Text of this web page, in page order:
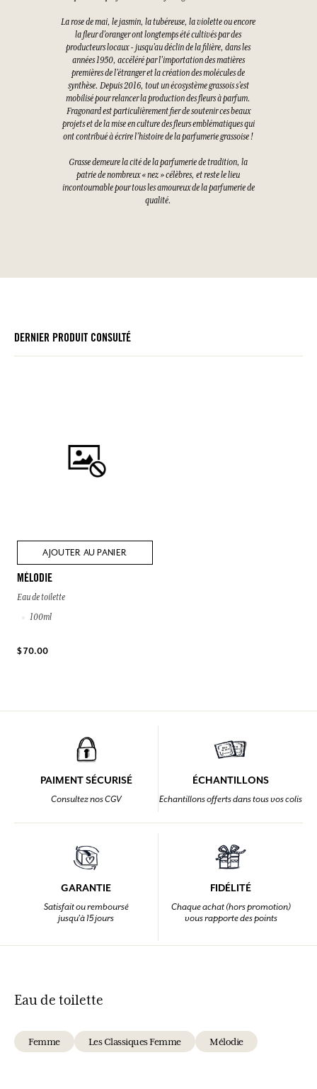
La rose de mai, le jasmin, la tubéreuse, la violette ou encore
la fleur d’oranger ont longtemps été cultivés par des
producteurs locaux - jusqu’au déclin de la filière, dans les
années 1950, accéléré par l’importation des matières
premières de l’étranger et la création des molécules de
synthèse. Depuis 2016, tout un écosystème grassois s’est
mobilisé pour relancer la production des fleurs à parfum.
Fragonard est particulièrement fier de soutenir ces beaux
projets et de la mise en culture des fleurs emblématiques qui
ont contribué à écrire l’histoire de la parfumerie grassoise !
Grasse demeure la cité de la parfumerie de tradition, la
patrie de nombreux « nez » célèbres, et reste le lieu
incontournable pour tous les amoureux de la parfumerie de
qualité.
DERNIER PRODUIT CONSULTÉ
AJOUTER AU PANIER
MÉLODIE
Eau de toilette
100ml
$ 70.00
PAIMENT SÉCURISÉ
Consultez nos CGV
ÉCHANTILLONS
Echantillons offerts dans tous vos colis
GARANTIE
Satisfait ou remboursé
jusqu'à 15 jours
FIDÉLITÉ
Chaque achat (hors promotion)
vous rapporte des points
Eau de toilette
Femme Les Classiques Femme Mélodie